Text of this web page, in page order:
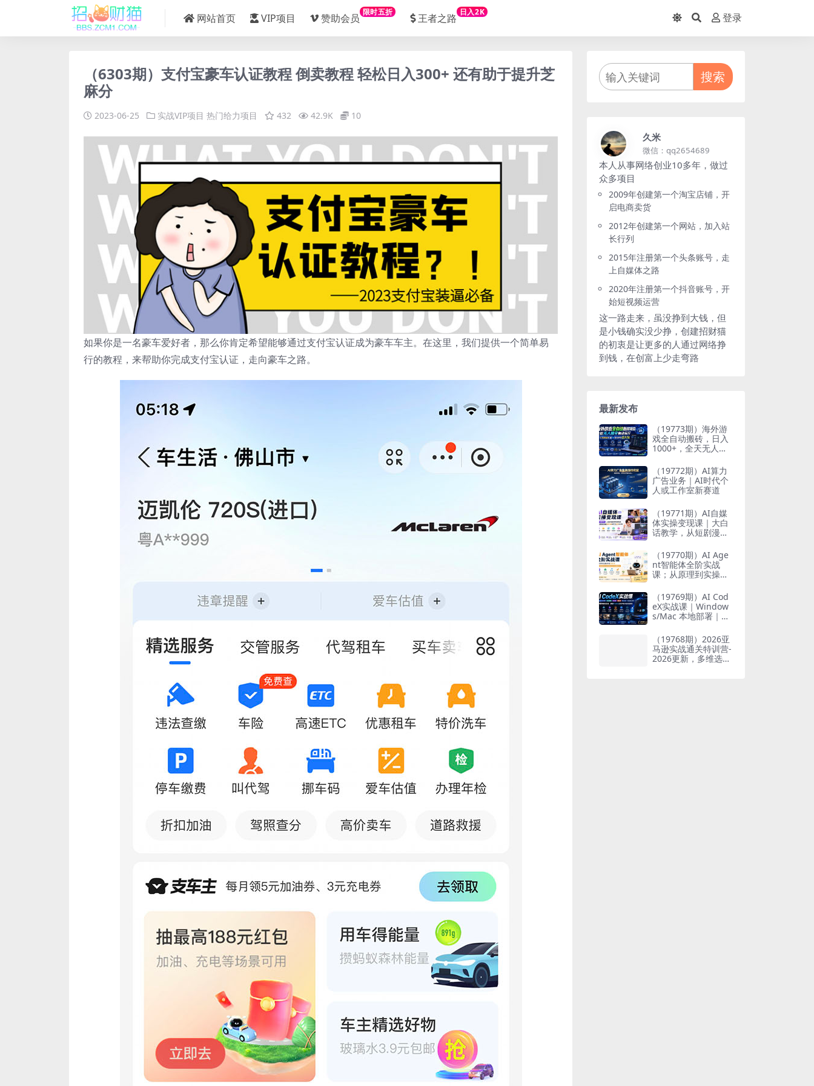
网站首页 VIP项目 赞助会员 限时五折 王者之路 日入2K
登录
（6303期）支付宝豪车认证教程 倒卖教程 轻松日入300+ 还有助于提升芝
麻分
2023-06-25 实战VIP项目 热门给力项目 432 42.9K 10
如果你是一名豪车爱好者，那么你肯定希望能够通过支付宝认证成为豪车车主。在这里，我们提供一个简单易
行的教程，来帮助你完成支付宝认证，走向豪车之路。
搜索
久米
微信：qq2654689
本人从事网络创业10多年，做过
众多项目
2009年创建第一个淘宝店铺，开
启电商卖货
2012年创建第一个网站，加入站
长行列
2015年注册第一个头条账号，走
上自媒体之路
2020年注册第一个抖音账号，开
始短视频运营
这一路走来，虽没挣到大钱，但
是小钱确实没少挣，创建招财猫
的初衷是让更多的人通过网络挣
到钱，在创富上少走弯路
最新发布
（19773期）海外游
戏全自动搬砖，日入
1000+，全天无人值
（19772期）AI算力
广告业务｜AI时代个
人或工作室新赛道
（19771期）AI自媒
体实操变现课｜大白
话教学，从短剧漫剧
也能掌握爆款内容创
作与变现全流程
（19770期）AI Age
nt智能体全阶实战
课；从原理到实操全
基础也能搭建自动运
行的智能体
（19769期）AI Cod
eX实战课｜Window
s/Mac 本地部署｜AP
制｜漫剧剪辑｜网站
VR 项目｜AI项目落地
全教程
（19768期）2026亚
马逊实战通关特训营-
2026更新，多维选品